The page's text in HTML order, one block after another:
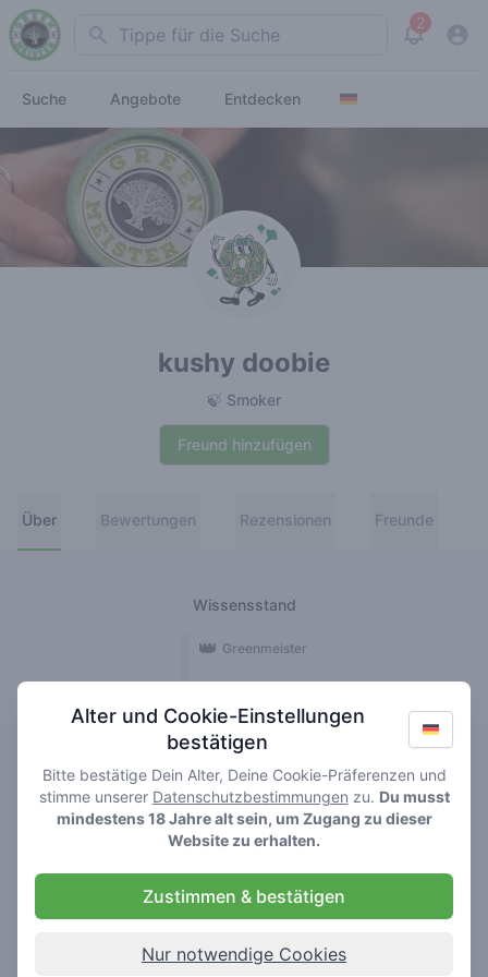
Search 2
View
Suche Angebote Entdecken
kushy doobie
🍃 Smoker
Freund hinzufügen
Über Bewertungen Rezensionen Freunde
Wissensstand
🍃 Smoker
🌱 Roller
🥦 Stoner
👑 Greenmeister
Rezensionen
Alter und Cookie-Einstellungen
bestätigen
Bitte bestätige Dein Alter, Deine Cookie-Präferenzen und
stimme unserer Datenschutzbestimmungen zu. Du musst
mindestens 18 Jahre alt sein, um Zugang zu dieser
Website zu erhalten.
Zustimmen & bestätigen
Nur notwendige Cookies